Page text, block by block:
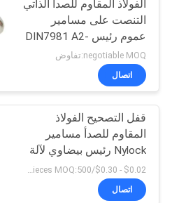
الفولاذ المقاوم للصدأ الذاتي
التنصت على مسامير
عموم رئيس DIN7981 A2-
70 السحابة
negotiable MOQ:تفاوض
اتصال
قفل التصحيح الفولاذ
المقاوم للصدأ مسامير
Nylock رئيس بيضاوي لآلة
PH2
$0.02 - $0.30/pieces MOQ:500 قطعة
اتصال